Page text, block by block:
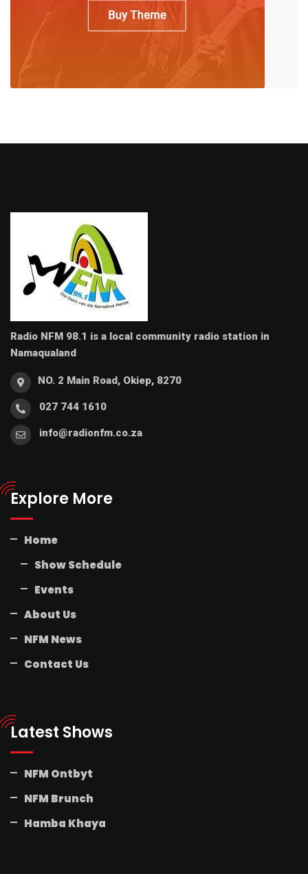
Radio NFM 98.1 is a local community radio station in
Namaqualand
NO. 2 Main Road, Okiep, 8270
027 744 1610
info@radionfm.co.za
Explore More
Home
Show Schedule
Events
About Us
NFM News
Contact Us
Latest Shows
NFM Ontbyt
NFM Brunch
Hamba Khaya